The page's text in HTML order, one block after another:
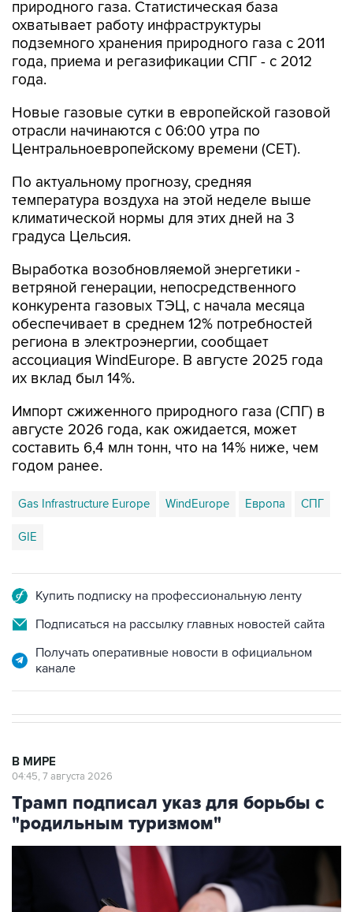
природного газа. Статистическая база
охватывает работу инфраструктуры
подземного хранения природного газа с 2011
года, приема и регазификации СПГ - с 2012
года.
Новые газовые сутки в европейской газовой
отрасли начинаются c 06:00 утра по
Центральноевропейскому времени (CET).
По актуальному прогнозу, средняя
температура воздуха на этой неделе выше
климатической нормы для этих дней на 3
градуса Цельсия.
Выработка возобновляемой энергетики -
ветряной генерации, непосредственного
конкурента газовых ТЭЦ, с начала месяца
обеспечивает в среднем 12% потребностей
региона в электроэнергии, сообщает
ассоциация WindEurope. В августе 2025 года
их вклад был 14%.
Импорт сжиженного природного газа (СПГ) в
августе 2026 года, как ожидается, может
составить 6,4 млн тонн, что на 14% ниже, чем
годом ранее.
Gas Infrastructure Europe WindEurope Европа СПГ
GIE
Купить подписку на профессиональную ленту
Подписаться на рассылку главных новостей сайта
Получать оперативные новости в официальном
канале
В МИРЕ
04:45, 7 августа 2026
Трамп подписал указ для борьбы с
"родильным туризмом"